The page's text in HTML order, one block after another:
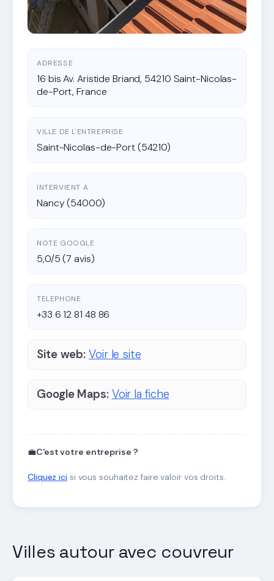
ADRESSE
16 bis Av. Aristide Briand, 54210 Saint-Nicolas-
de-Port, France
VILLE DE L'ENTREPRISE
Saint-Nicolas-de-Port (54210)
INTERVIENT A
Nancy (54000)
NOTE GOOGLE
5,0/5 (7 avis)
TELEPHONE
+33 6 12 81 48 86
Site web: Voir le site
Google Maps: Voir la fiche
💼C'est votre entreprise ?
Cliquez icisi vous souhaitez faire valoir vos droits.
Villes autour avec couvreur